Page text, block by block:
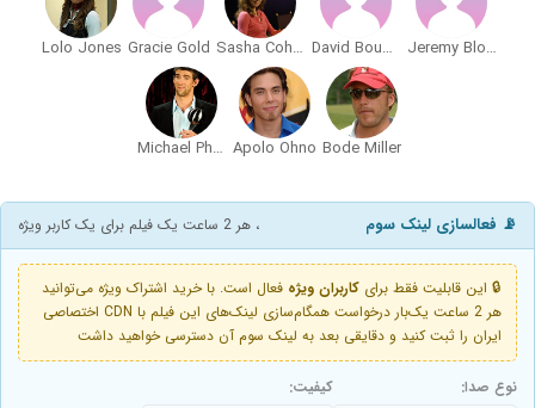
Jeremy Bloom
David Boudia
Sasha Cohen
Gracie Gold
Lolo Jones
Bode Miller
Apolo Ohno
Michael Phelps
📡 فعالسازی لینک سوم ، هر 2 ساعت یک فیلم برای یک کاربر ویژه
🔒 این قابلیت فقط برای کاربران ویژه فعال است. با خرید اشتراک ویژه می‌توانید
هر 2 ساعت یک‌بار درخواست همگام‌سازی لینک‌های این فیلم با CDN اختصاصی
ایران را ثبت کنید و دقایقی بعد به لینک سوم آن دسترسی خواهید داشت
نوع صدا: کیفیت: